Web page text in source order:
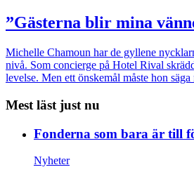
”Gästerna blir mina
Michelle Chamoun har de gyllene
nivå. Som concierge på Hotel Rival
levelse. Men ett önskemål måste hon
Mest läst just nu
Fonderna som bara är till
Nyheter